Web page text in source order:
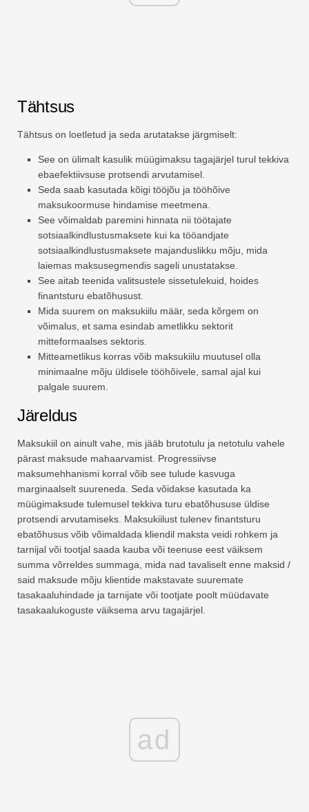
Tähtsus
Tähtsus on loetletud ja seda arutatakse järgmiselt:
See on ülimalt kasulik müügimaksu tagajärjel turul tekkiva
ebaefektiivsuse protsendi arvutamisel.
Seda saab kasutada kõigi tööjõu ja tööhõive
maksukoormuse hindamise meetmena.
See võimaldab paremini hinnata nii töötajate
sotsiaalkindlustusmaksete kui ka tööandjate
sotsiaalkindlustusmaksete majanduslikku mõju, mida
laiemas maksusegmendis sageli unustatakse.
See aitab teenida valitsustele sissetulekuid, hoides
finantsturu ebatõhusust.
Mida suurem on maksukiilu määr, seda kõrgem on
võimalus, et sama esindab ametlikku sektorit
mitteformaalses sektoris.
Mitteametlikus korras võib maksukiilu muutusel olla
minimaalne mõju üldisele tööhõivele, samal ajal kui
palgale suurem.
Järeldus
Maksukiil on ainult vahe, mis jääb brutotulu ja netotulu vahele
pärast maksude mahaarvamist. Progressiivse
maksumehhanismi korral võib see tulude kasvuga
marginaalselt suureneda. Seda võidakse kasutada ka
müügimaksude tulemusel tekkiva turu ebatõhususe üldise
protsendi arvutamiseks. Maksukiilust tulenev finantsturu
ebatõhusus võib võimaldada kliendil maksta veidi rohkem ja
tarnijal või tootjal saada kauba või teenuse eest väiksem
summa võrreldes summaga, mida nad tavaliselt enne maksid /
said maksude mõju klientide makstavate suuremate
tasakaaluhindade ja tarnijate või tootjate poolt müüdavate
tasakaalukoguste väiksema arvu tagajärjel.
ad